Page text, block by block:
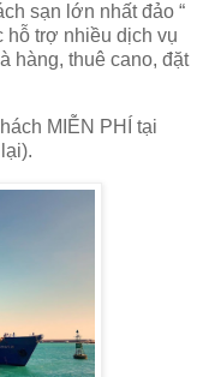
sạn lớn nhất đảo “
hỗ trợ nhiều dịch vụ
hàng, thuê cano, đặt
MIỄN PHÍ tại